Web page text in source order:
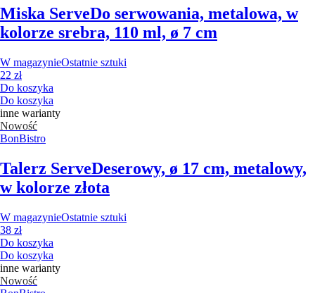
Miska ServeDo serwowania, metalowa, w
kolorze srebra, 110 ml, ø 7 cm
W magazynieOstatnie sztuki
22 zł
Do koszyka
Do koszyka
inne warianty
Nowość
BonBistro
Talerz ServeDeserowy, ø 17 cm, metalowy,
w kolorze złota
W magazynieOstatnie sztuki
38 zł
Do koszyka
Do koszyka
inne warianty
Nowość